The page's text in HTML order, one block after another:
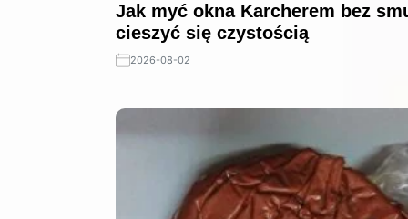
Jak myć okna Karcherem bez
cieszyć się czystością
2026-08-02